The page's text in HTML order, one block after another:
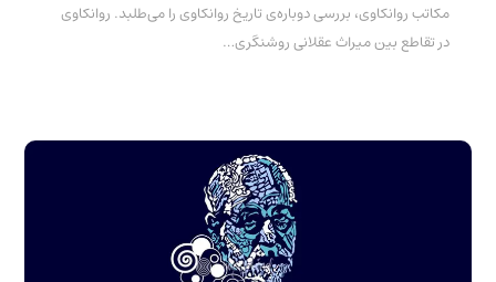
مکاتب روانکاوی، بررسی دوباره‌ی تاریخ روانکاوی را می‌طلبد. روانکاوی
در تقاطع بین میراث عقلانی روشنگری…